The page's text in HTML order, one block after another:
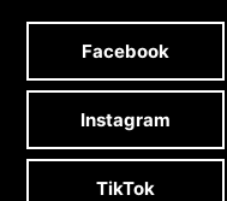
Facebook
Instagram
TikTok